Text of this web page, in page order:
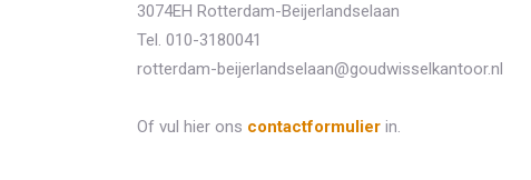
3074EH Rotterdam-Beijerlandselaan
Tel. 010-3180041
rotterdam-beijerlandselaan@goudwisselkantoor.nl
Of vul hier ons contactformulier in.